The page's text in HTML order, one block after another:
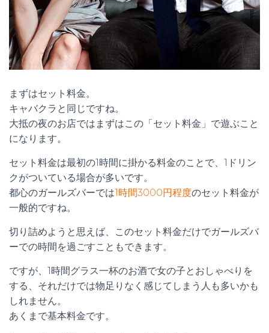
まずはセット料金。
キャバクラと同じですね。
大抵の夜のお店ではまずはこの「セット料金」で遊ぶこと
になります。
セット料金は最初の1時間に掛かる料金のことで、1ドリン
クがついている場合が多いです。
都心のガールズバーでは1時間3000円程度のセット料金が
一般的ですね。
切り詰めようと思えば、このセット料金だけでガールズバ
ーでの時間を過ごすこともできます。
ですが、1時間グラス一杯のお酒で女の子とおしゃべりを
する、それだけでは物足りなく感じてしまう人も多いかも
しれません。
あくまで基本料金です。